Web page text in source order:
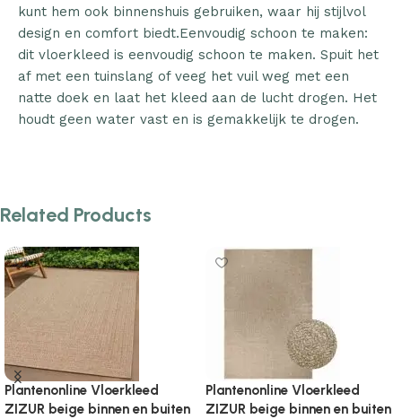
kunt hem ook binnenshuis gebruiken, waar hij stijlvol
design en comfort biedt.Eenvoudig schoon te maken:
dit vloerkleed is eenvoudig schoon te maken. Spuit het
af met een tuinslang of veeg het vuil weg met een
natte doek en laat het kleed aan de lucht drogen. Het
houdt geen water vast en is gemakkelijk te drogen.
Related Products
Plantenonline Vloerkleed
ZIZUR binnen en buiten
Plantenonline Vloerkleed
ZIZUR binnen en buiten